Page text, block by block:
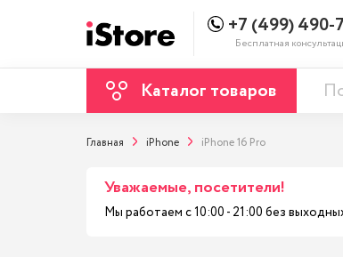
+7 (499) 490-
Бесплатная
Каталог товаров
Главная iPhone iPhone 16 Pro
Уважаемые, посетители!
Мы работаем с 10:00 - 21:00 без